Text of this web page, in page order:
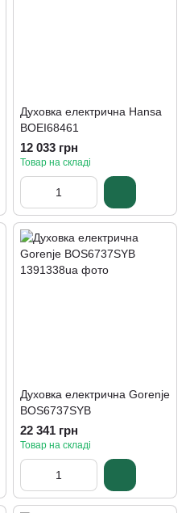
Духовка електрична Hansa
BOEI68461
12 033 грн
Товар на складі
Духовка електрична Gorenje
BOS6737SYB
22 341 грн
Товар на складі